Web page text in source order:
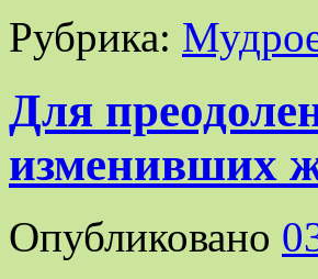
Рубрика:
Для
изменивших
Опубликовано